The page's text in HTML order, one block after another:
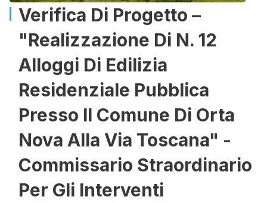
Verifica Di Progetto –
"Realizzazione Di N. 12
Alloggi Di Edilizia
Residenziale Pubblica
Presso Il Comune Di Orta
Nova Alla Via Toscana" -
Commissario Straordinario
Per Gli Interventi